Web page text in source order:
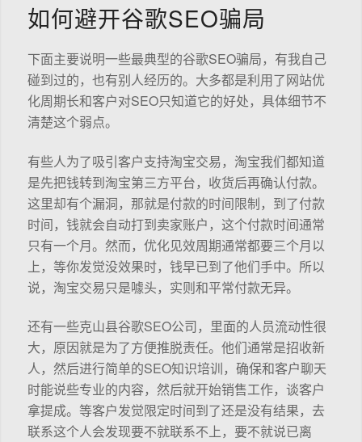
如何避开谷歌SEO骗局
下面主要说明一些最典型的谷歌SEO骗局，有我自己
碰到过的，也有别人经历的。大多都是利用了网站优
化周期长和客户对SEO只知道它的好处，具体细节不
清楚这个弱点。
有些人为了吸引客户支持淘宝交易，淘宝我们都知道
是先把钱转到淘宝第三方平台，收货后再确认付款。
这里却有个漏洞，那就是付款的时间限制，到了付款
时间，钱就会自动打到卖家账户，这个付款时间通常
只有一个月。然而，优化见效周期通常都要三个月以
上，等你发觉没效果时，钱早已到了他们手中。所以
说，淘宝交易只是噱头，实则和平常付款无异。
还有一些克山县谷歌SEO公司，里面的人员流动性很
大，原因就是为了方便推脱责任。他们通常是招收新
人，然后进行简单的SEO知识培训，确保和客户聊天
时能说些专业的内容，然后就开始销售工作，谈客户
拿提成。等客户发觉限定时间到了还是没有结果，去
联系这个人会发现要不就联系不上，要不就说已离